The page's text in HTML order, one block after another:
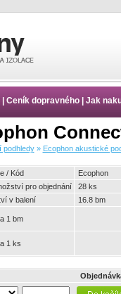
| Ceník dopravného| Jak
podhledy» Ecophon akustické
/ Kód
Ecophon
pro objednání
28 ks
v balení
16.8 bm
1 bm
1 ks